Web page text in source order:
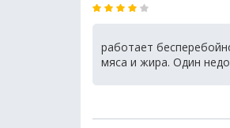
работает
мяса и жира. Один